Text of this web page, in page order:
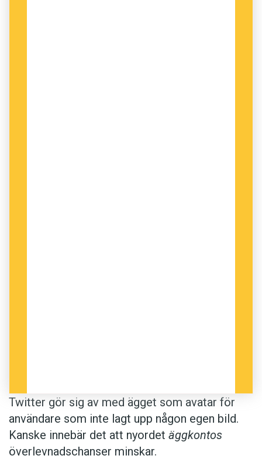
Twitter gör sig av med ägget som avatar för
användare som inte lagt upp någon egen bild.
Kanske innebär det att nyordet äggkontos
överlevnadschanser minskar.